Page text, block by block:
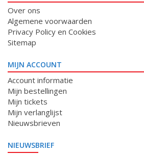
Over ons
Algemene voorwaarden
Privacy Policy en Cookies
Sitemap
MIJN ACCOUNT
Account informatie
Mijn bestellingen
Mijn tickets
Mijn verlanglijst
Nieuwsbrieven
NIEUWSBRIEF